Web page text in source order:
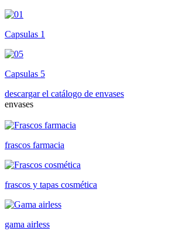
Capsulas 1
Capsulas 5
descargar el catálogo de envases
envases
frascos farmacia
frascos y tapas cosmética
gama airless